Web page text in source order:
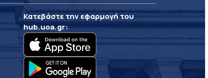
Κατεβάστε την εφαρμογή του
hub.uoa.gr: